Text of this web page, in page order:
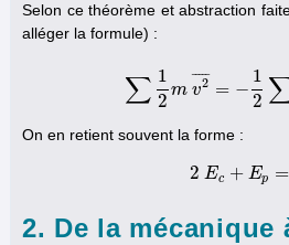
Selon ce théorème et abstraction
alléger la formule) :
∑ 1
2
m v2
¯ ¯
¯¯¯
= −
1
2
∑12m v 2¯= −12∑(r
On en retient souvent la forme :
2 Ec + Ep =
2 Ec+Ep=0
2. De la mécanique